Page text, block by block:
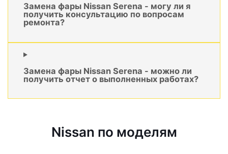
Замена фары Nissan Serena - могу ли я
получить консультацию по вопросам
ремонта?
Замена фары Nissan Serena - можно ли
получить отчет о выполненных работах?
Nissan по моделям